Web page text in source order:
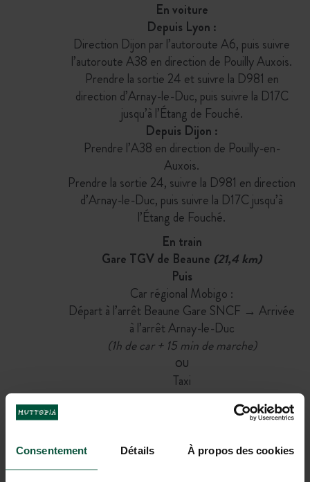
Consentement Détails À propos des cookies
En voiture
Depuis Lyon :
Direction Dijon par l’autoroute A6, puis suivre
l’autoroute A38 en direction de Pouilly Auxois.
Prendre la sortie 24 et suivre la D981 en
direction d’Arnay-le-Duc, puis suivre la D17C
jusqu’à l’Étang de Fouché.
Depuis Dijon :
Prendre l’A38 en direction de Pouilly-en-
Auxois.
Prendre la sortie 24, suivre la D981 en direction
d’Arnay-le-Duc, puis suivre la D17C jusqu’à
l’Étang de Fouché.
En train
Gare TGV de Beaune (21,4 km)
Puis
Car régional Mobigo :
Départ à l’arrêt Beaune Gare SNCF → Arrivée
à l’arrêt Arnay-le-Duc
(1h de car + 15 min de marche)
OU
Taxi
(30min)
Aéroport à proximité : Lyon
(75 km).